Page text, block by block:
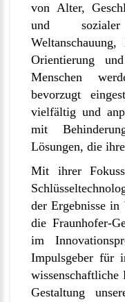
von Alter,
und
Orientierung
Menschen
bevorzugt
vielfältig und
mit
Lösungen, die
Mit ihrer
der Ergebnisse
die Fraunhofer-
im
Impulsgeber für
Gestaltung